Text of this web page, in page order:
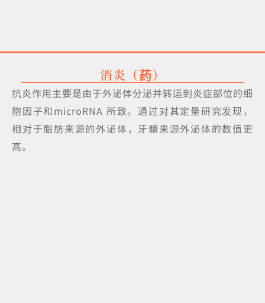
消炎（药）
抗炎作用主要是由于外泌体分泌并转运到炎症部位的细
胞因子和microRNA 所致。通过对其定量研究发现，
相对于脂肪来源的外泌体，牙髓来源外泌体的数值更
高。